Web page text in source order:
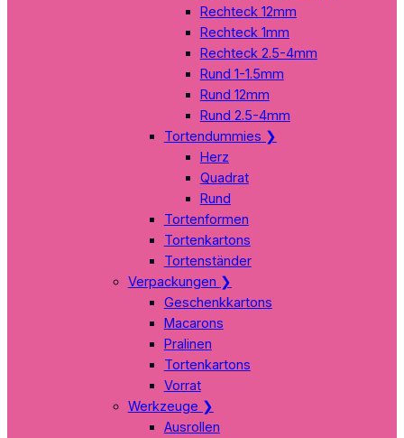
Rechteck 12mm
Rechteck 1mm
Rechteck 2.5-4mm
Rund 1-1.5mm
Rund 12mm
Rund 2.5-4mm
Tortendummies ❯
Herz
Quadrat
Rund
Tortenformen
Tortenkartons
Tortenständer
Verpackungen ❯
Geschenkkartons
Macarons
Pralinen
Tortenkartons
Vorrat
Werkzeuge ❯
Ausrollen